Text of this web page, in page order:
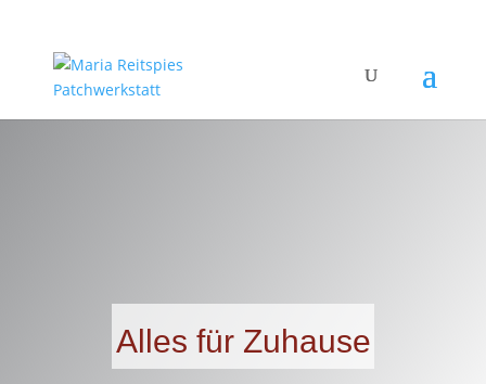
Alles für Zuhause